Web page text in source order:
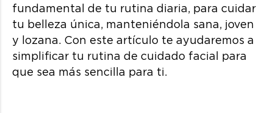
fundamental de tu rutina diaria, para cuidar
tu belleza única, manteniéndola sana, joven
y lozana. Con este artículo te ayudaremos a
simplificar tu rutina de cuidado facial para
que sea más sencilla para ti.